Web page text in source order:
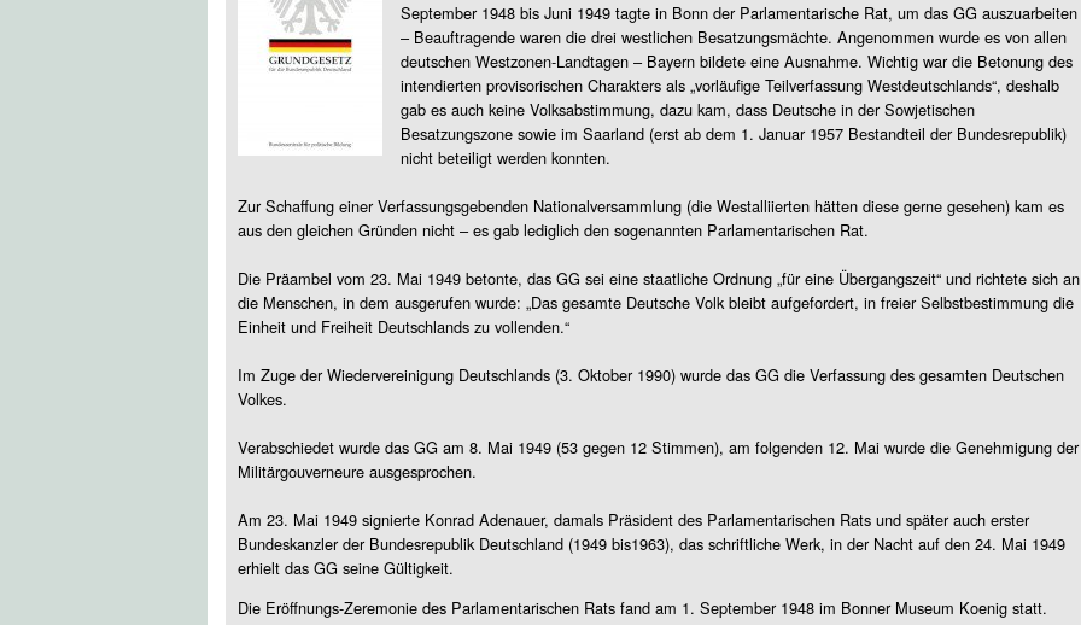
September 1948 bis Juni 1949 tagte in Bonn der Parlamentarische Rat, um das GG auszuarbeiten
– Beauftragende waren die drei westlichen Besatzungsmächte. Angenommen wurde es von allen
deutschen Westzonen-Landtagen – Bayern bildete eine Ausnahme. Wichtig war die Betonung des
intendierten provisorischen Charakters als „vorläufige Teilverfassung Westdeutschlands“, deshalb
gab es auch keine Volksabstimmung, dazu kam, dass Deutsche in der Sowjetischen
Besatzungszone sowie im Saarland (erst ab dem 1. Januar 1957 Bestandteil der Bundesrepublik)
nicht beteiligt werden konnten.
Zur Schaffung einer Verfassungsgebenden Nationalversammlung (die Westalliierten hätten diese gerne gesehen) kam es
aus den gleichen Gründen nicht – es gab lediglich den sogenannten Parlamentarischen Rat.
Die Präambel vom 23. Mai 1949 betonte, das GG sei eine staatliche Ordnung „für eine Übergangszeit“ und richtete sich an
die Menschen, in dem ausgerufen wurde: „Das gesamte Deutsche Volk bleibt aufgefordert, in freier Selbstbestimmung die
Einheit und Freiheit Deutschlands zu vollenden.“
Im Zuge der Wiedervereinigung Deutschlands (3. Oktober 1990) wurde das GG die Verfassung des gesamten Deutschen
Volkes.
Verabschiedet wurde das GG am 8. Mai 1949 (53 gegen 12 Stimmen), am folgenden 12. Mai wurde die Genehmigung der
Militärgouverneure ausgesprochen.
Am 23. Mai 1949 signierte Konrad Adenauer, damals Präsident des Parlamentarischen Rats und später auch erster
Bundeskanzler der Bundesrepublik Deutschland (1949 bis1963), das schriftliche Werk, in der Nacht auf den 24. Mai 1949
erhielt das GG seine Gültigkeit.
Die Eröffnungs-Zeremonie des Parlamentarischen Rats fand am 1. September 1948 im Bonner Museum Koenig statt.